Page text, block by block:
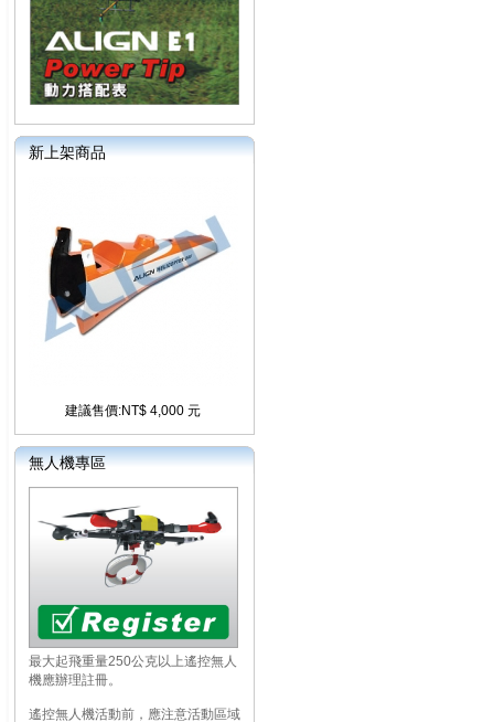
新上架商品
建議售價:NT$ 4,000 元
無人機專區
最大起飛重量250公克以上遙控無人
機應辦理註冊。
遙控無人機活動前，應注意活動區域